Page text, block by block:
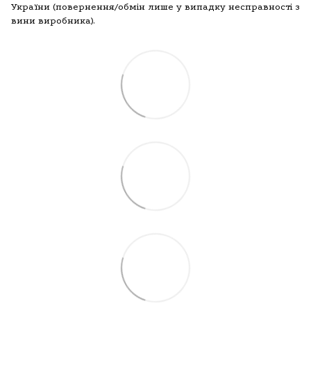
України (повернення/обмін лише у випадку несправності з
вини виробника).